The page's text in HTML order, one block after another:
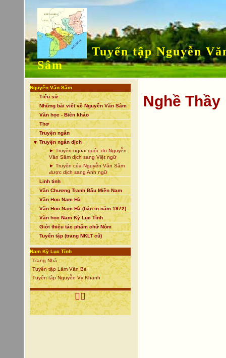
Tuyển tập Nguyễn
Sâm
Nguyễn Văn Sâm
Tiểu sử
Những bài viết về Nguyễn Văn Sâm
Văn học - Biên khảo
Thơ
Truyện ngắn
▼ Truyện ngắn dịch
► Truyện ngoại quốc do Nguyễn
Văn Sâm dịch sang Việt ngữ
► Truyện của Nguyễn Văn Sâm
được dịch sang Anh ngữ
Linh tinh
Văn Chương Tranh Đấu Miền Nam
Văn Học Nam Hà
Văn Học Nam Hà (bản in năm 1972)
Văn học Nam Kỳ Lục Tỉnh
Giới thiệu tác phẩm chữ Nôm
Tuyển tập (trang NKLT cũ)
Nam Kỳ Lục Tỉnh
Trang Nhà
Tuyển tập Lâm Văn Bé
Tuyển tập Nguyễn Vy Khanh

Nghề Thầy